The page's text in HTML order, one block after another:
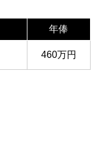
年俸
460万円